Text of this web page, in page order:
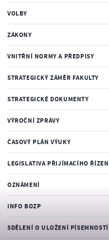
VOLBY
ZÁKONY
VNITŘNÍ NORMY A PŘEDPISY
STRATEGICKÝ ZÁMĚR FAKULTY
STRATEGICKÉ DOKUMENTY
VÝROČNÍ ZPRÁVY
ČASOVÝ PLÁN VÝUKY
LEGISLATIVA PŘIJÍMACÍHO
OZNÁMENÍ
INFO BOZP
SDĚLENÍ O ULOŽENÍ PÍSEMNOSTÍ